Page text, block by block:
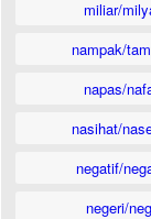
miliar/
nampak/
napas/
nasihat/
negatif/
negeri/